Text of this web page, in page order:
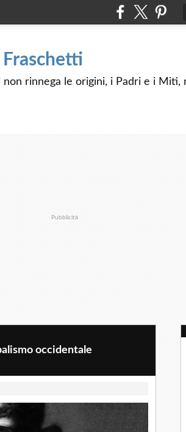
rinnega le origini, i Padri e i Miti,
Pubblicità
occidentale